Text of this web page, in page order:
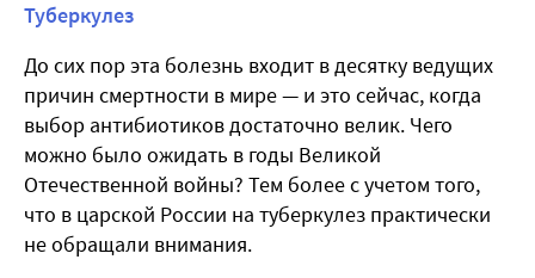
Туберкулез
До сих пор эта болезнь входит в десятку ведущих
причин смертности в мире — и это сейчас, когда
выбор антибиотиков достаточно велик. Чего
можно было ожидать в годы Великой
Отечественной войны? Тем более с учетом того,
что в царской России на туберкулез практически
не обращали внимания.